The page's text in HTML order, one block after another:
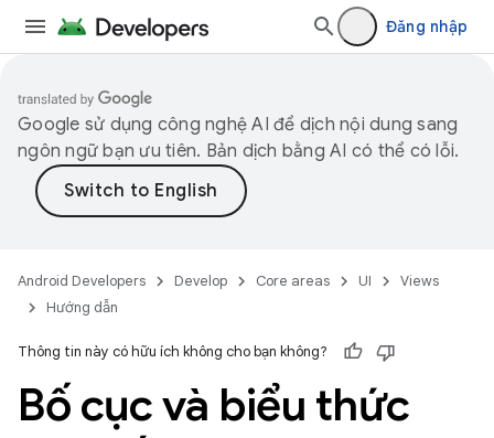
Đăng nhập
Google sử dụng công nghệ AI để dịch nội dung sang
ngôn ngữ bạn ưu tiên. Bản dịch bằng AI có thể có lỗi.
Android Developers Develop Core areas UI
Views
Hướng dẫn
Thông tin này có hữu ích không cho bạn không?
Bố cục và biểu thức